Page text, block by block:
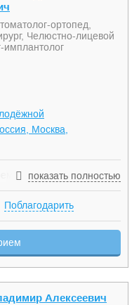
ортопед,
Челюстно-лицевой
имплантолог
Москва,
способы
с помощью
— цифровой дизайн
перед
хирургических
Dolphin Imaging —
для различных
цифрового
показать полностью
Поблагодарить
Алексеевич